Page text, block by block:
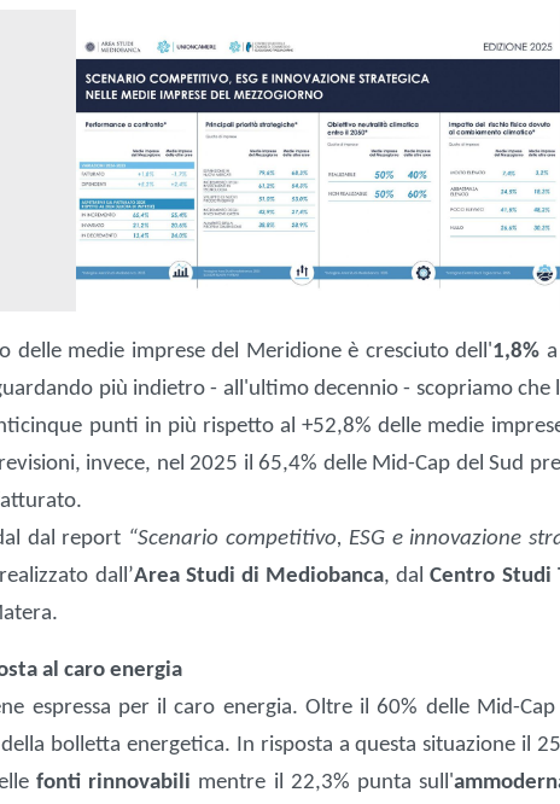
delle medie imprese del Meridione è cresciuto dell'1,8%
più indietro - all'ultimo decennio - scopriamo che
punti in più rispetto al +52,8% delle medie
invece, nel 2025 il 65,4% delle Mid-Cap del Sud
dal report “Scenario competitivo, ESG e innovazione
dall’Area Studi di Mediobanca, dalCentro Studi
al caro energia
espressa per il caro energia. Oltre il 60% delle Mid-
bolletta energetica. In risposta a questa situazione il
fonti rinnovabili mentre il 22,3% punta sull'